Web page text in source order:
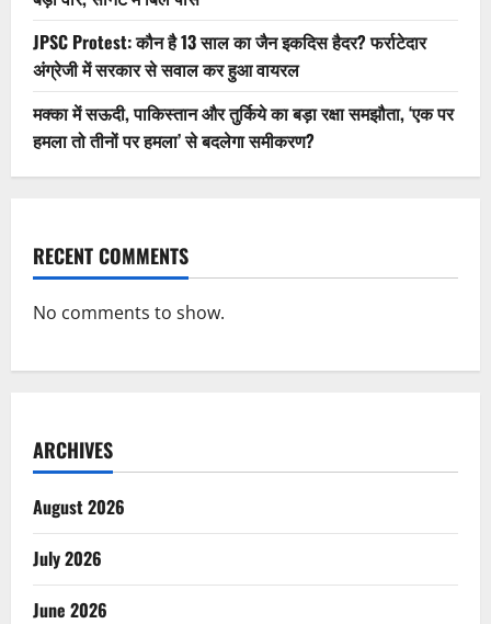
JPSC Protest: कौन है 13 साल का जैन इकदिस हैदर? फर्राटेदार
अंग्रेजी में सरकार से सवाल कर हुआ वायरल
मक्का में सऊदी, पाकिस्तान और तुर्किये का बड़ा रक्षा समझौता, ‘एक पर
हमला तो तीनों पर हमला’ से बदलेगा समीकरण?
RECENT COMMENTS
No comments to show.
ARCHIVES
August 2026
July 2026
June 2026